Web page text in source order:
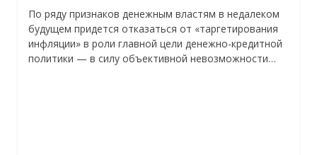
По ряду признаков денежным властям в недалеком
будущем придется отказаться от «таргетирования
инфляции» в роли главной цели денежно-кредитной
политики — в силу объективной невозможности…